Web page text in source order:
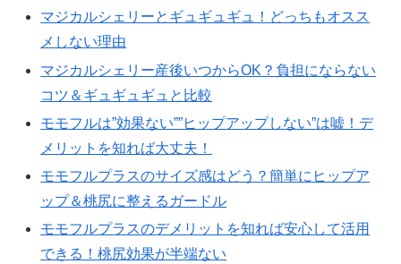
マジカルシェリーとギュギュギュ！どっちもオスス
メしない理由
マジカルシェリー産後いつからOK？負担にならない
コツ＆ギュギュギュと比較
モモフルは”効果ない””ヒップアップしない”は嘘！デ
メリットを知れば大丈夫！
モモフルプラスのサイズ感はどう？簡単にヒップア
ップ＆桃尻に整えるガードル
モモフルプラスのデメリットを知れば安心して活用
できる！桃尻効果が半端ない